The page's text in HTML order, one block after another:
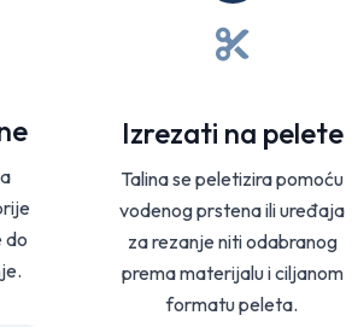
do
Izrezati na pelete
Talina se peletizira pomoću
vodenog prstena ili uređaja
za rezanje niti odabranog
prema materijalu i ciljanom
formatu peleta.